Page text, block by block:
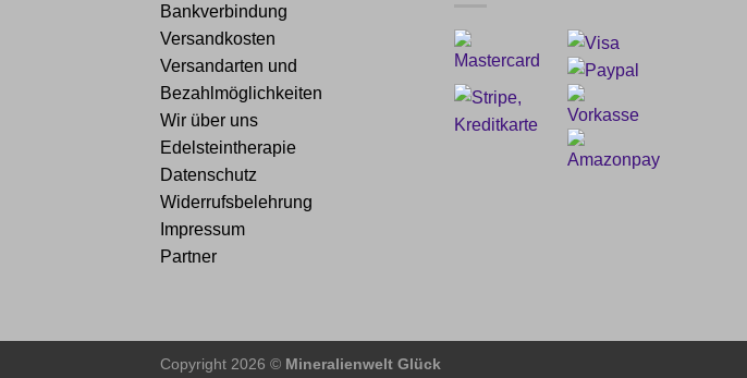
Bankverbindung
Versandkosten
Versandarten und
Bezahlmöglichkeiten
Wir über uns
Edelsteintherapie
Datenschutz
Widerrufsbelehrung
Impressum
Partner
Copyright 2026 © Mineralienwelt Glück